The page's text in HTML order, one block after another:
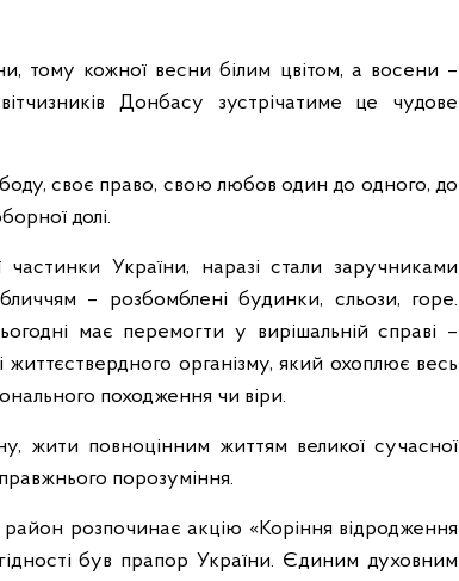
тому кожної весни білим цвітом, а восени –
Донбасу зустрічатиме це чудове
своє право, свою любов один до одного, до
долі.
України, наразі стали заручниками
– розбомблені будинки, сльози, горе.
має перемогти у вирішальній справі –
організму, який охоплює весь
походження чи віри.
жити повноцінним життям великої сучасної
порозуміння.
розпочинає акцію «Коріння відродження
був прапор України. Єдиним духовним